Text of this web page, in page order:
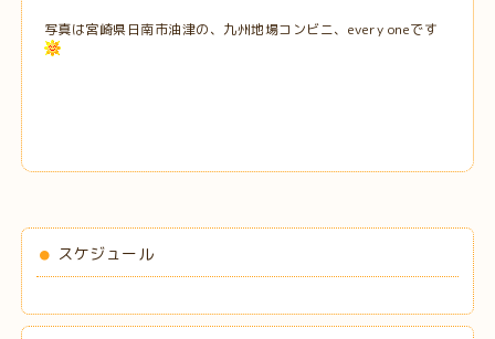
写真は宮崎県日南市油津の、九州地場コンビニ、every oneです
スケジュール